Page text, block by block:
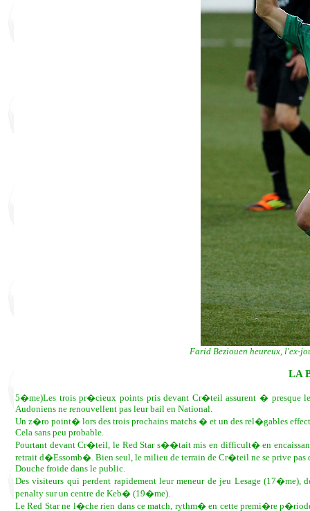
Farid Beziouen heureux, l'ex-
LA
5�me)Les trois pr�cieux points pris devant Cr�teil assurent � presque
Audoniens ne renouvellent pas leur bail en National.
Un z�ro point� lors des trois prochains matchs � et un des rel�gables
Cela sans peu probable.
Pourtant devant Cr�teil, le Red Star s��tait mis en difficult� en
retrait d�Essomb�. Bien seul, le milieu de terrain de Cr�teil ne se prive
Douche froide dans le public.
Des visiteurs qui perdent rapidement leur meneur de jeu Lesage
penalty sur un centre de Keb� (19�me).
Le Red Star ne l�che rien dans ce match, rythm� en cette premi�re